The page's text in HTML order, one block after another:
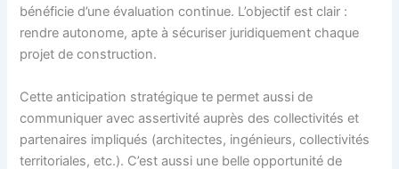
bénéficie d’une évaluation continue. L’objectif est clair :
rendre autonome, apte à sécuriser juridiquement chaque
projet de construction.
Cette anticipation stratégique te permet aussi de
communiquer avec assertivité auprès des collectivités et
partenaires impliqués (architectes, ingénieurs, collectivités
territoriales, etc.). C’est aussi une belle opportunité de